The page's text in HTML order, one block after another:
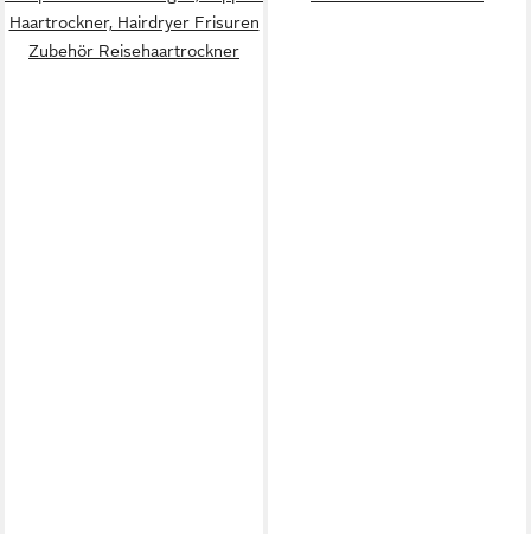
Haartrockner, Hairdryer Frisuren
Zubehör Reisehaartrockner